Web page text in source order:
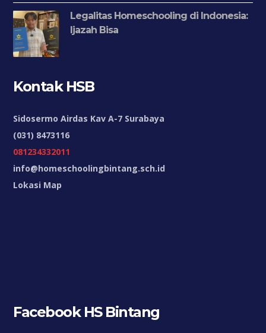
Legalitas Homeschooling di Indonesia:
Ijazah Bisa
Kontak HSB
Sidosermo Airdas Kav A-7 Surabaya
(031) 8473116
081234332011
info@homeschoolingbintang.sch.id
Lokasi Map
Facebook HS Bintang